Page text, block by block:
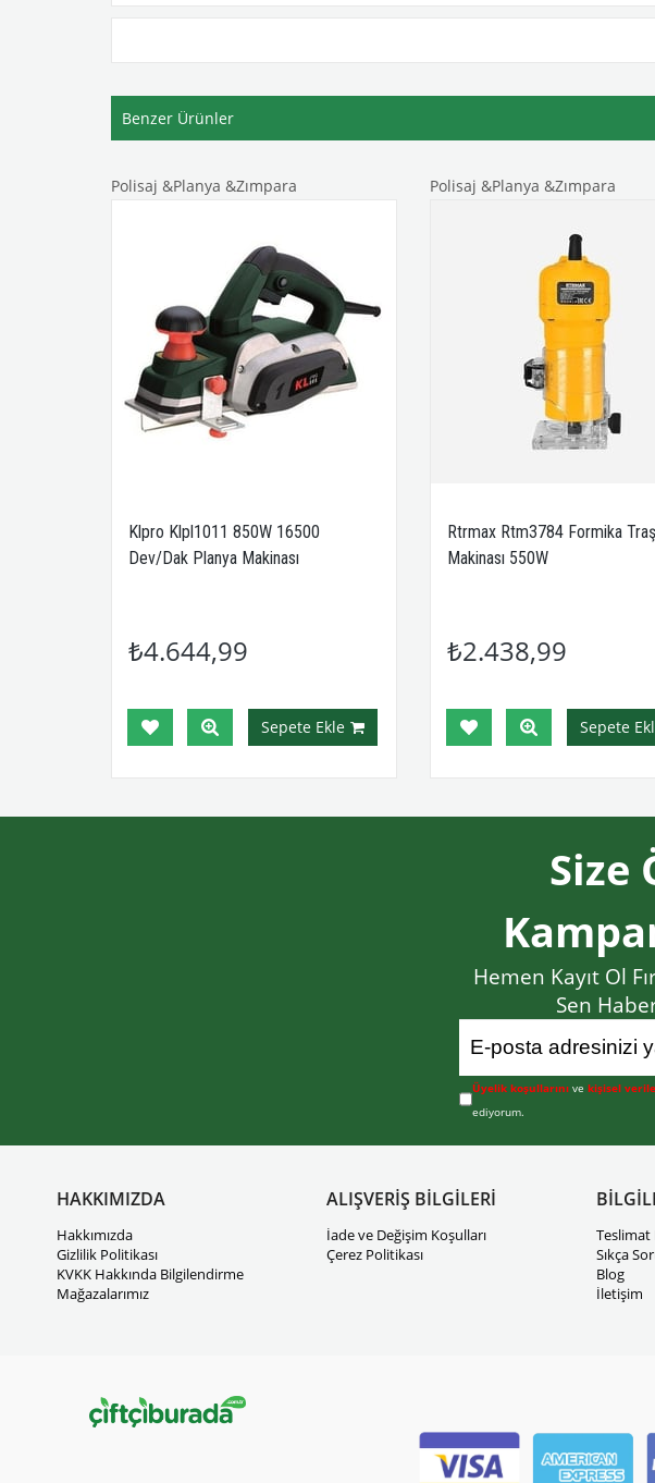
Benzer Ürünler
Polisaj &Planya &Zımpara
Klpro Klpl1011 850W 16500
Dev/Dak Planya Makinası
₺4.644,99
Sepete Ekle
Polisaj &Planya &Zımpara
Rtrmax Rtm3784 Formika
Makinası 550W
₺2.438,99
Sepete
Size
Hemen Kayıt Ol
Sen
Üyelik koşullarını vekişisel
ediyorum.
HAKKIMIZDA
Hakkımızda
Gizlilik Politikası
KVKK Hakkında Bilgilendirme
Mağazalarımız
ALIŞVERİŞ BİLGİLERİ
İade ve Değişim Koşulları
Çerez Politikası
Teslimat
Sıkça
Blog
İletişim